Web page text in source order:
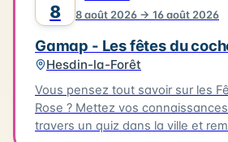
8 8 août 2026 → 16 août 2026
Gamap - Les fêtes du
Hesdin-la-Forêt
Vous pensez tout savoir sur les
Rose ? Mettez vos
travers un quiz dans la ville et